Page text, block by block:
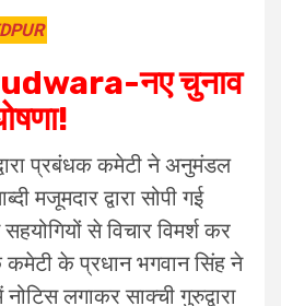
नए चुनाव
प्रबंधक कमेटी ने अनुमंडल
मजूमदार द्वारा सोपी गई
से विचार विमर्श कर
कमेटी के प्रधान भगवान सिंह ने
नोटिस लगाकर साक्ची गुरुद्वारा